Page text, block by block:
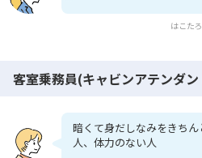
はこた
客室乗務員(キャビンアテンダ
暗くて身だしなみをきち
人、体力のない人